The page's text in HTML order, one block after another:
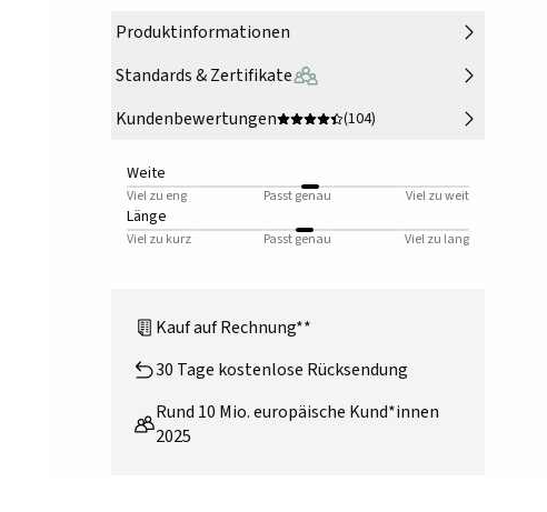
Produktinformationen
Standards & Zertifikate
Kundenbewertungen
(104)
Weite
Viel zu eng Passt genau Viel zu weit
Länge
Viel zu kurz Passt genau Viel zu lang
Kauf auf Rechnung**
30 Tage kostenlose Rücksendung
Rund 10 Mio. europäische Kund*innen
2025